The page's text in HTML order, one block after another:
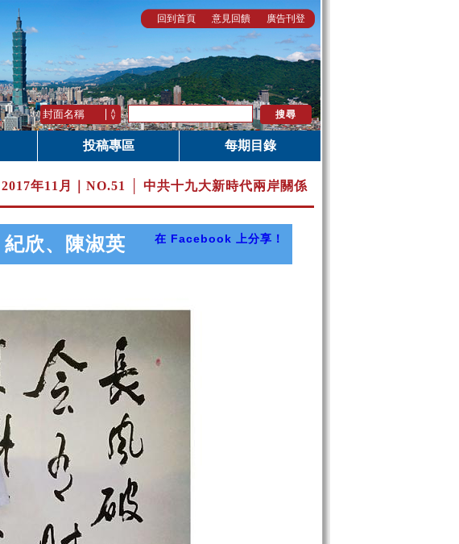
回到首頁 意見回饋 廣告刊登
投稿專區 每期目錄
2017年11月｜ NO.51 │ 中共十九大新時代兩岸關係
欣、陳淑英 在 Facebook 上分享！